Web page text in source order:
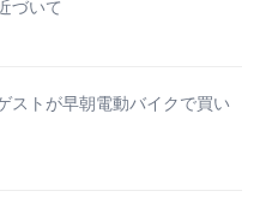
づいて
ストが早朝電動バイクで買い